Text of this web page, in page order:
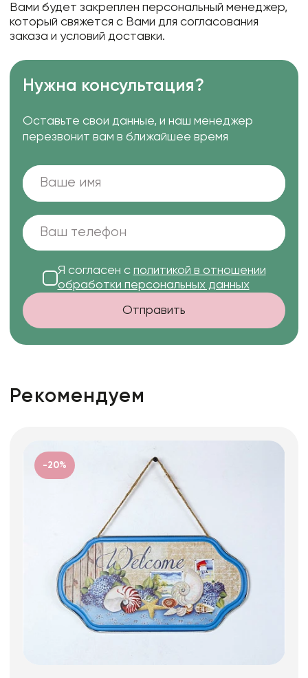
Вами будет закреплен персональный менеджер,
который свяжется с Вами для согласования
заказа и условий доставки.
Нужна консультация?
Оставьте свои данные, и наш менеджер
перезвонит вам в ближайшее время
Я согласен с политикой в отношении
обработки персональных данных
Отправить
Рекомендуем
-20%